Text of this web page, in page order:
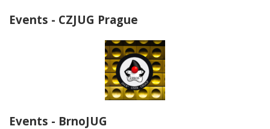
Events - CZJUG Prague
Events - BrnoJUG